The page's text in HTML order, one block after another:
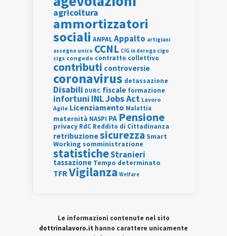
agricoltura
ammortizzatori
sociali ANPALAppalto artigiani
assegno unico CCNL CIG in deroga cigo
cigs congedo contratto collettivo
contributi controversie
coronavirus detassazione
Disabili DURC fiscale formazione
infortuni INLJobs Act Lavoro
Agile Licenziamento Malattia
maternità NASPI PA Pensione
privacy RdC Reddito di Cittadinanza
retribuzionesicurezza Smart
Working somministrazione
statisticheStranieri
tassazione Tempo determinato
TFRVigilanza Welfare
Le informazioni contenute nel sito
dottrinalavoro.it hanno carattere unicamente